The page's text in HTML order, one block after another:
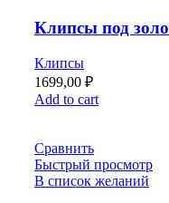
Клипсы под
Клипсы
1699,00 ₽
Add to cart
Сравнить
Быстрый просмотр
В список желаний